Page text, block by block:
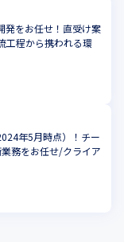
発をお任せ！直受け案
工程から携われる環
年5月時点）！チー
務をお任せ/クライア